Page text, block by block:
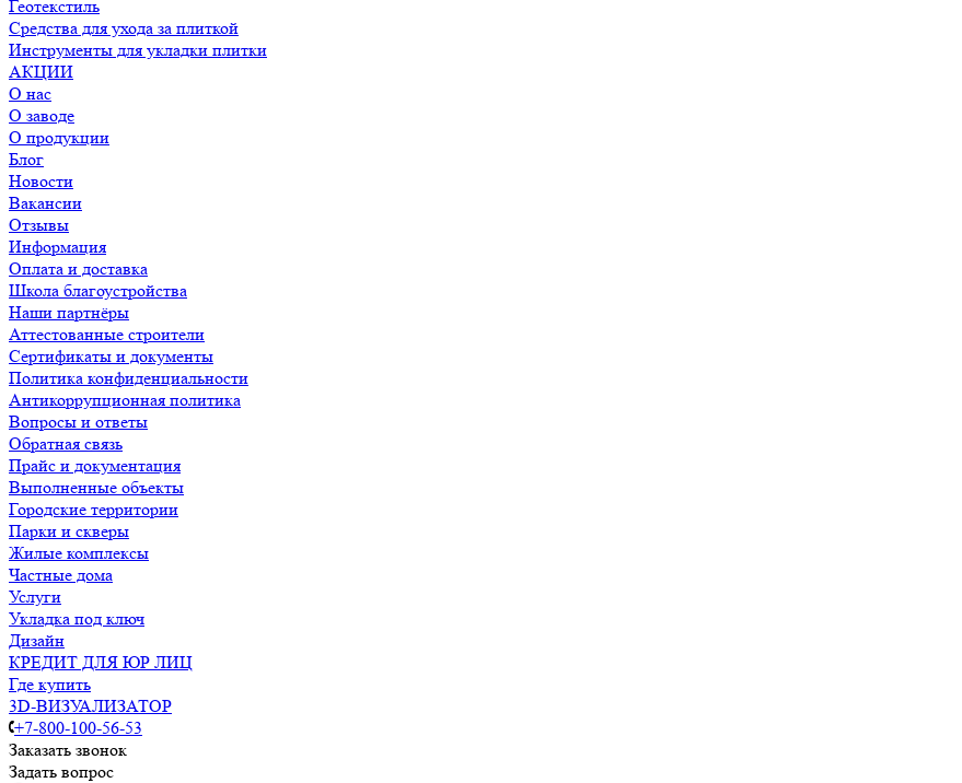
Геотекстиль
Средства для ухода за плиткой
Инструменты для укладки плитки
АКЦИИ
О нас
О заводе
О продукции
Блог
Новости
Вакансии
Отзывы
Информация
Оплата и доставка
Школа благоустройства
Наши партнёры
Аттестованные строители
Сертификаты и документы
Политика конфиденциальности
Антикоррупционная политика
Вопросы и ответы
Обратная связь
Прайс и документация
Выполненные объекты
Городские территории
Парки и скверы
Жилые комплексы
Частные дома
Услуги
Укладка под ключ
Дизайн
КРЕДИТ ДЛЯ ЮР ЛИЦ
Где купить
3D-ВИЗУАЛИЗАТОР
+7-800-100-56-53
Заказать звонок
Задать вопрос